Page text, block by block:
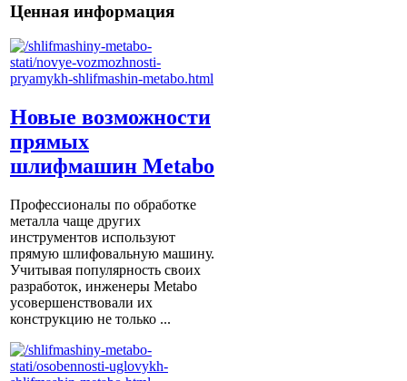
Ценная информация
Новые возможности
прямых
шлифмашин Metabo
Профессионалы по обработке
металла чаще других
инструментов используют
прямую шлифовальную машину.
Учитывая популярность своих
разработок, инженеры Metabo
усовершенствовали их
конструкцию не только ...